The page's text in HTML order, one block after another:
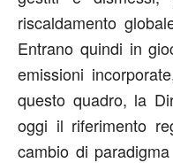
riscaldamento
Entrano quindi in
emissioni
questo quadro, la
oggi il riferimento
cambio di